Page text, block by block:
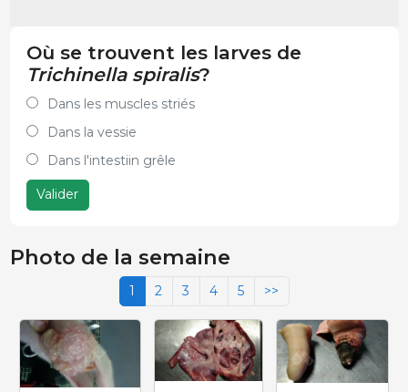
Où se trouvent les larves de
Trichinella spiralis?
Dans les muscles striés
Dans la vessie
Dans l'intestiin grêle
Valider
Photo de la semaine
1 2 3 4 5 >>